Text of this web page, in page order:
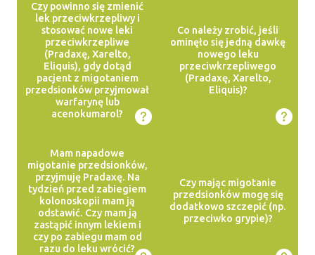
Czy powinno się zmienić
lek przeciwkrzepliwy i
stosować nowe leki
przeciwkrzepliwe
(Pradaxę, Xarelto,
Eliquis), gdy dotąd
pacjent z migotaniem
przedsionków przyjmował
warfarynę lub
acenokumarol?
Co należy zrobić, jeśli
ominęło się jedną dawkę
nowego leku
przeciwkrzepliwego
(Pradaxę, Xarelto,
Eliquis)?
Mam napadowe
migotanie przedsionków,
przyjmuję Pradaxę. Na
tydzień przed zabiegiem
kolonoskopii mam ją
odstawić. Czy mam ją
zastąpić innym lekiem i
czy po zabiegu mam od
razu do leku wrócić?
Czy mając migotanie
przedsionków mogę się
dodatkowo szczepić (np.
przeciwko grypie)?